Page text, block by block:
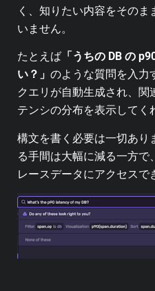
く、知りたい内容をその
いません。
たとえば 「うちの DB の
い？」 のような質問を入力
クエリが自動生成され、関
テンシの分布を表示してく
構文を書く必要は一切あり
る手間は大幅に減る一方で
レースデータにアクセスで